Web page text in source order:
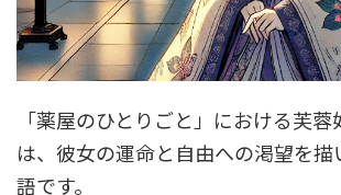
「薬屋のひとりごと」における芙
は、彼女の運命と自由への渇望を
語です。